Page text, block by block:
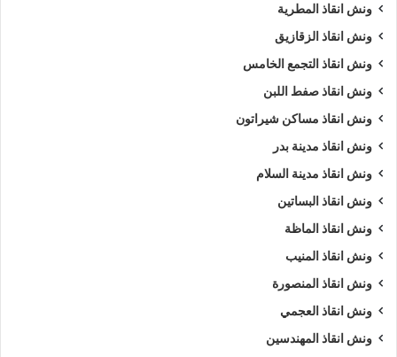
ونش انقاذ المطرية
ونش انقاذ الزقازيق
ونش انقاذ التجمع الخامس
ونش انقاذ صفط اللبن
ونش انقاذ مساكن شيراتون
ونش انقاذ مدينة بدر
ونش انقاذ مدينة السلام
ونش انقاذ البساتين
ونش انقاذ الماظة
ونش انقاذ المنيب
ونش انقاذ المنصورة
ونش انقاذ العجمي
ونش انقاذ المهندسين